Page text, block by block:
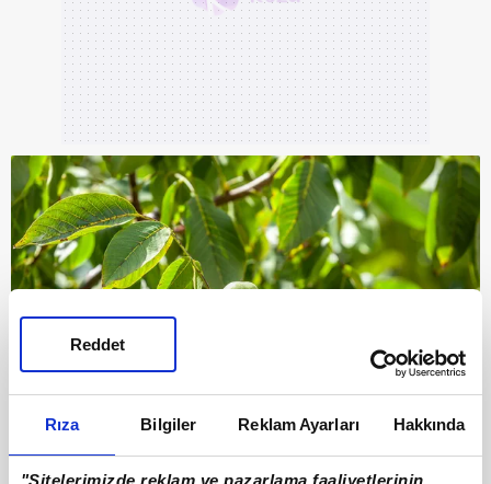
Rıza Bilgiler Reklam Ayarları Hakkında
Reddet